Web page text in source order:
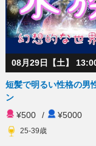
08月29日【土】
短髪で明るい性格の男
ン
¥500
/ ¥5000
25-39歳